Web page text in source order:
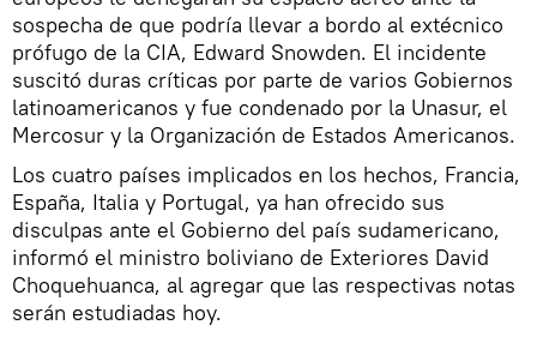
sospecha de que podría llevar a bordo al extécnico
prófugo de la CIA, Edward Snowden. El incidente
suscitó duras críticas por parte de varios Gobiernos
latinoamericanos y fue condenado por la Unasur, el
Mercosur y la Organización de Estados Americanos.
Los cuatro países implicados en los hechos, Francia,
España, Italia y Portugal, ya han ofrecido sus
disculpas ante el Gobierno del país sudamericano,
informó el ministro boliviano de Exteriores David
Choquehuanca, al agregar que las respectivas notas
serán estudiadas hoy.